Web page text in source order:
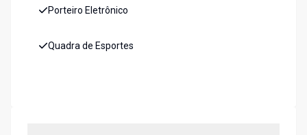
Porteiro Eletrônico
Quadra de Esportes